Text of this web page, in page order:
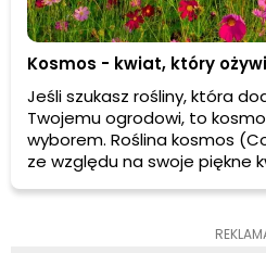
Kosmos - kwiat, który
Jeśli szukasz rośliny, która
Twojemu ogrodowi, to
wyborem. Roślina kosmos
ze względu na swoje piękne
Dowiedz się więcej o tej